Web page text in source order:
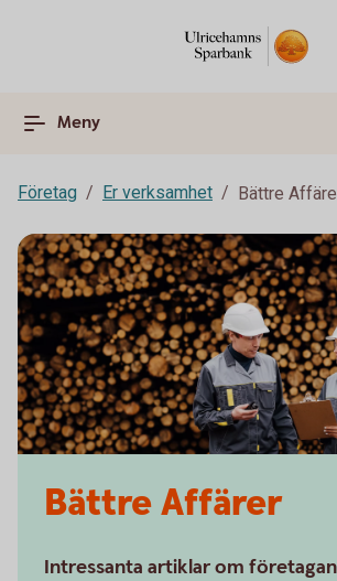
Meny
Företag Er verksamhet Bättre
Bättre Affärer
Intressanta artiklar om